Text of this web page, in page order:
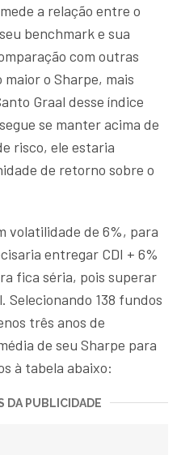
a relação entre o
benchmark e sua
com outras
o Sharpe, mais
Graal desse índice
se manter acima de
risco, ele estaria
de retorno sobre o
volatilidade de 6%, para
entregar CDI + 6%
fica séria, pois superar
Selecionando 138 fundos
três anos de
de seu Sharpe para
à tabela abaixo:
DA PUBLICIDADE